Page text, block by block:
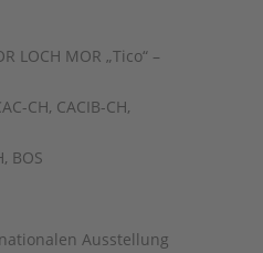
LOCH MOR „Tico“ –
CH, CACIB-CH,
BOS
Ausstellung